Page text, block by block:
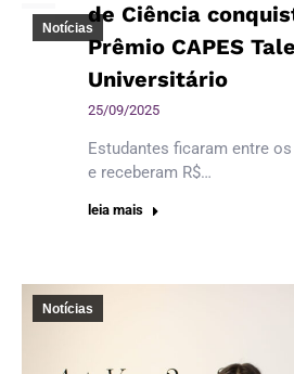
Notícias
de Ciência
Prêmio CAPES
Universitário
25/09/2025
Estudantes ficaram entre os
e receberam R$…
leia mais
Notícias